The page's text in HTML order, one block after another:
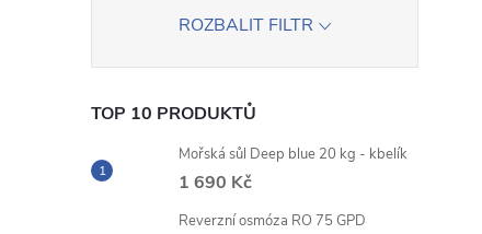
ROZBALIT FILTR
TOP 10 PRODUKTŮ
Mořská sůl Deep blue 20 kg - kbelík
1 690 Kč
Reverzní osmóza RO 75 GPD